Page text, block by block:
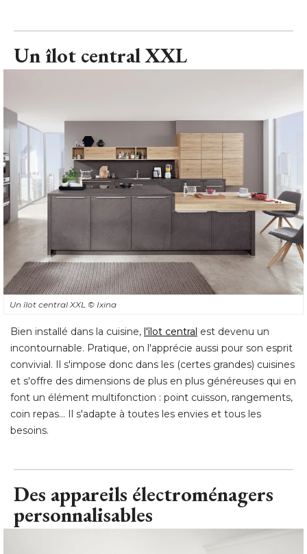
Un îlot central XXL
Un îlot central XXL © Ixina
Bien installé dans la cuisine, l'îlot central est devenu un
incontournable. Pratique, on l'apprécie aussi pour son esprit
convivial. Il s'impose donc dans les (certes grandes) cuisines
et s'offre des dimensions de plus en plus généreuses qui en
font un élément multifonction : point cuisson, rangements,
coin repas... Il s'adapte à toutes les envies et tous les
besoins.
Des appareils électroménagers
personnalisables